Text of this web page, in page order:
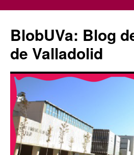
contenido
BlobUVa: Blog
de Valladolid